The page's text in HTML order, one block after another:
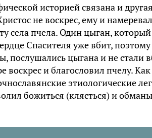
историей связана и
не воскрес, ему и
села пчела. Один цыган,
Спасителя уже вбит,
послушались цыгана и не стали
воскрес и благословил пчелу.
этиологические
божиться (клясться) и